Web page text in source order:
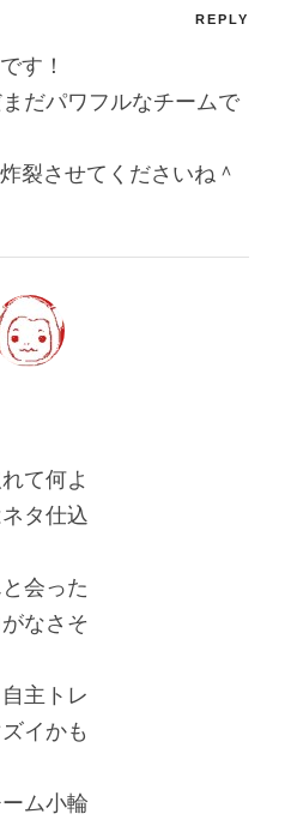
REPLY
す！
だパワフルなチームで
裂させてくださいね＾
て何よ
タ仕込
会った
なさそ
主トレ
イかも
ム小輪